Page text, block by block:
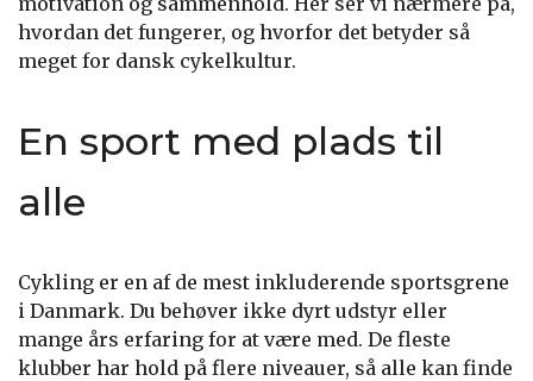
hvordan det fungerer, og hvorfor det betyder så
meget for dansk cykelkultur.
En sport med plads til
alle
Cykling er en af de mest inkluderende sportsgrene
i Danmark. Du behøver ikke dyrt udstyr eller
mange års erfaring for at være med. De fleste
klubber har hold på flere niveauer, så alle kan finde